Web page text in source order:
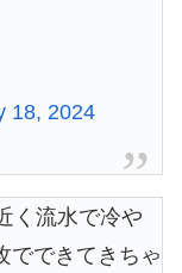
18, 2024
く流水で冷や
でできてきちゃ